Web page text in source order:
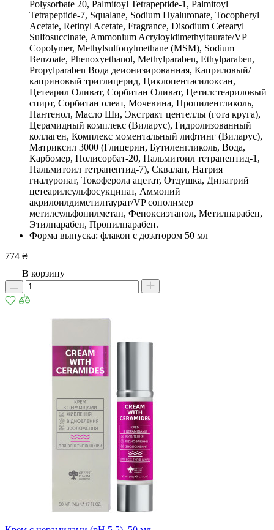
Polysorbate 20, Palmitoyl Tetrapeptide-1, Palmitoyl
Tetrapeptide-7, Squalane, Sodium Hyaluronate, Tocopheryl
Acetate, Retinyl Acetate, Fragrance, Disodium Cetearyl
Sulfosuccinate, Ammonium Acryloyldimethyltaurate/VP
Copolymer, Methylsulfonylmethane (MSM), Sodium
Benzoate, Phenoxyethanol, Methylparaben, Ethylparaben,
Propylparaben Вода деионизированная, Каприловый/
каприновый триглицерид, Циклопентасилоксан,
Цетеарил Оливат, Сорбитан Оливат, Цетилстеариловый
спирт, Сорбитан олеат, Мочевина, Пропиленгликоль,
Пантенол, Масло Ши, Экстракт центеллы (гота круга),
Церамидный комплекс (Виларус), Гидролизованный
коллаген, Комплекс моментальный лифтинг (Виларус),
Матриксил 3000 (Глицерин, Бутиленгликоль, Вода,
Карбомер, Полисорбат-20, Пальмитоил тетрапептид-1,
Пальмитоил тетрапептид-7), Сквалан, Натрия
гиалуронат, Токоферола ацетат, Отдушка, Динатрий
цетеарилсульфосукцинат, Аммоний
акрилоилдиметилтаурат/VP сополимер
метилсульфонилметан, Феноксиэтанол, Метилпарабен,
Этилпарабен, Пропилпарабен.
Форма выпуска: флакон с дозатором 50 мл
774 ₴
В корзину